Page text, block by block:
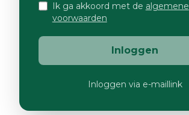
Ik ga akkoord met de algemene
voorwaarden
Inloggen
Inloggen via e-maillink